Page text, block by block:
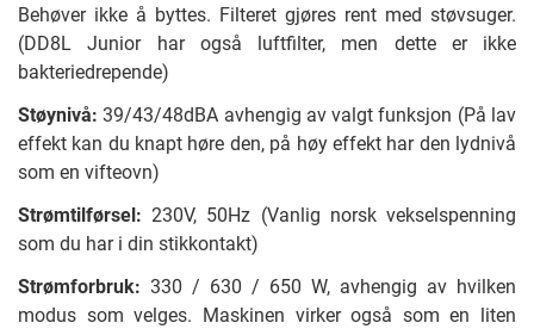
Behøver ikke å byttes. Filteret gjøres rent med støvsuger.
(DD8L Junior har også luftfilter, men dette er ikke
bakteriedrepende)
Støynivå: 39/43/48dBA avhengig av valgt funksjon (På lav
effekt kan du knapt høre den, på høy effekt har den lydnivå
som en vifteovn)
Strømtilførsel: 230V, 50Hz (Vanlig norsk vekselspenning
som du har i din stikkontakt)
Strømforbruk: 330 / 630 / 650 W, avhengig av hvilken
modus som velges. Maskinen virker også som en liten